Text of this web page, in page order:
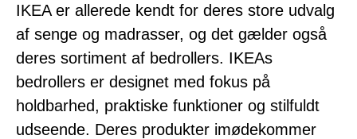
IKEA er allerede kendt for deres store udvalg
af senge og madrasser, og det gælder også
deres sortiment af bedrollers. IKEAs
bedrollers er designet med fokus på
holdbarhed, praktiske funktioner og stilfuldt
udseende. Deres produkter imødekommer